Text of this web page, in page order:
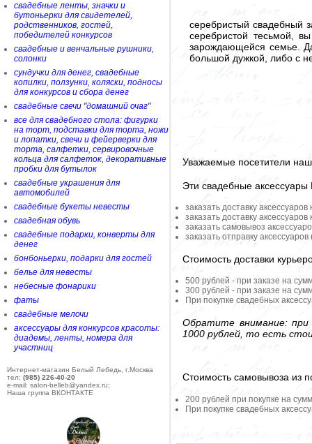
свадебные ленты, значки и
бутоньерки для свидетелей,
родственников, гостей,
победителей конкурсов
свадебные и венчальные рушники,
солонки
сундучки для денег, свадебные
копилки, ползунки, коляски, подносы
для конкурсов и сбора денег
свадебные свечи "домашний очаг"
все для свадебного стола: фигурки
на торт, подставки для торта, ножи
и лопатки, свечи и фейерверки для
торта, салфетки, сервировочные
кольца для салфеток, декоративные
пробки для бутылок
свадебные украшения для
автомобилей
свадебные букеты невесты
свадебная обувь
свадебные подарки, конверты для
денег
бонбоньерки, подарки для гостей
белье для невесты
небесные фонарики
фаты
свадебные мелочи
аксессуары для конкурсов красоты:
диадемы, ленты, номера для
участниц
Интернет-магазин Белый Лебедь, г.Москва
тел: (985) 226-40-20
e-mail: salon-belleb@yandex.ru;
Наша группа ВКОНТАКТЕ
серебристый свадебный
серебристой тесьмой,
зарождающейся семье.
большой дужкой, либо с
Уважаемые посетители
Эти свадебные
заказать доставку
заказать доставку
заказать самовывоз
заказать отправку
Стоимость доставки
500 рублей - при заказе на
300 рублей - при заказе на
При покупке свадебных
Обратите внимание: при
1000 рублей, то есть
Стоимость самовывоза из
200 рублей при покупке на
При покупке свадебных